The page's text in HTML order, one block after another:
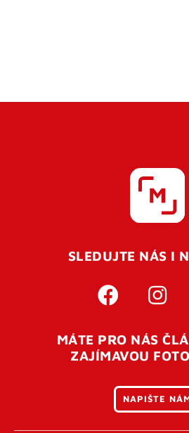
SLEDUJTE NÁS I
MÁTE PRO NÁS
ZAJÍMAVOU
NAPIŠTE